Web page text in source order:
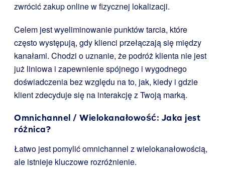
zwrócić zakup online w fizycznej lokalizacji.
Celem jest wyeliminowanie punktów tarcia, które
często występują, gdy klienci przełączają się między
kanałami. Chodzi o uznanie, że podróż klienta nie jest
już liniowa i zapewnienie spójnego i wygodnego
doświadczenia bez względu na to, jak, kiedy i gdzie
klient zdecyduje się na interakcję z Twoją marką.
Omnichannel / Wielokanałowość: Jaka jest
różnica?
Łatwo jest pomylić omnichannel z wielokanałowością,
ale istnieje kluczowe rozróżnienie.